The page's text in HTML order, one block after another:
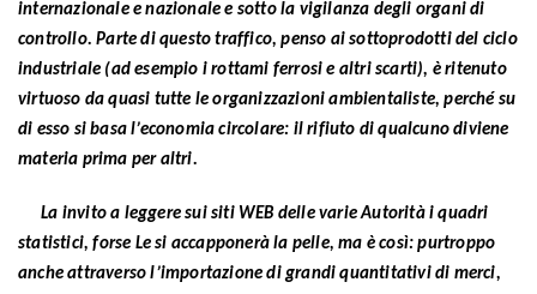
internazionale e nazionale e sotto la vigilanza degli organi di
controllo. Parte di questo traffico, penso ai sottoprodotti del ciclo
industriale (ad esempio i rottami ferrosi e altri scarti), è ritenuto
virtuoso da quasi tutte le organizzazioni ambientaliste, perché su
di esso si basa l’economia circolare: il rifiuto di qualcuno diviene
materia prima per altri.
La invito a leggere sui siti WEB delle varie Autorità i quadri
statistici, forse Le si accapponerà la pelle, ma è così: purtroppo
anche attraverso l’importazione di grandi quantitativi di merci,